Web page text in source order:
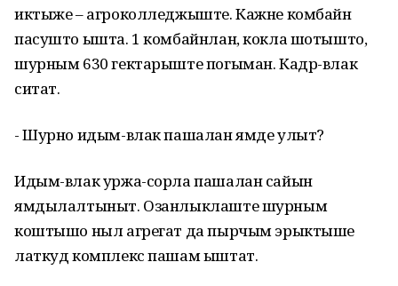
иктыже – агроколледжыште. Кажне комбайн
пасушто ышта. 1 комбайнлан, кокла шотышто,
шурным 630 гектарыште погыман. Кадр-влак
ситат.
- Шурно идым-влак пашалан ямде улыт?
Идым-влак уржа-сорла пашалан сайын
ямдылалтыныт. Озанлыклаште шурным
коштышо ныл агрегат да пырчым эрыктыше
латкуд комплекс пашам ыштат.